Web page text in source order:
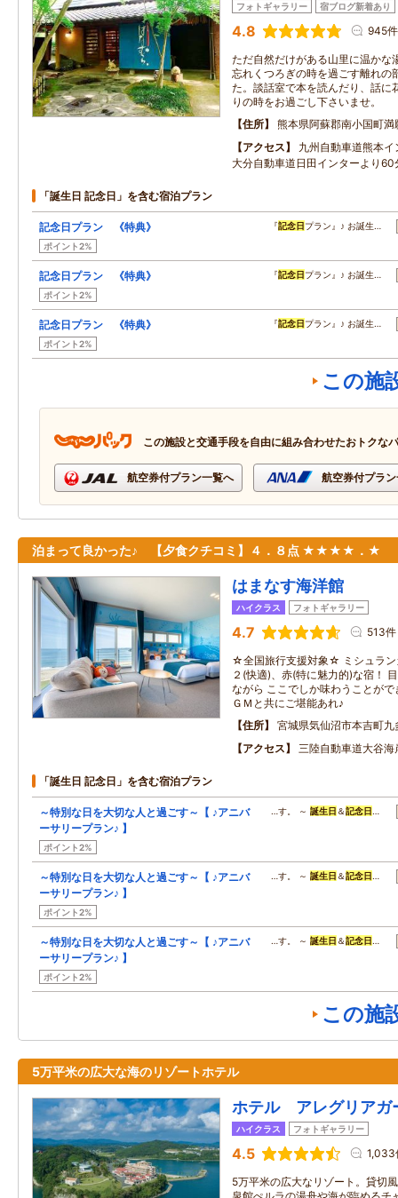
フォトギャラリー 宿ブログ新着あり
4.8 945件
ただ自然だけがある山里に温かな
忘れくつろぎの時を過ごす離れの
た。談話室で本を読んだり、話
りの時をお過ごし下さいませ。
住所
熊本県阿蘇郡南小国町
アクセス
九州自動車道熊本
大分自動車道日田インターより60
「誕生日 記念日」を含む宿泊プラン
記念日プラン 《特典》
ポイント2%
『記念日 プラン』♪ お誕生…
記念日プラン 《特典》
ポイント2%
『記念日 プラン』♪ お誕生…
記念日プラン 《特典》
ポイント2%
『記念日 プラン』♪ お誕生…
この施
この施設と交通手段を自由に組み合わせたおトクな
航空券付プラン一覧へ 航空券付プラ
泊まって良かった♪ 【夕食クチコミ】４．８点 ★★★★．★
はまなす海洋館
ハイクラス フォトギャラリー
4.7 513件
☆全国旅行支援対象☆ ミシュラン
２(快適)、赤(特に魅力的)な宿！
ながら ここでしか味わうことが
ＧＭと共にご堪能あれ♪
住所
宮城県気仙沼市本吉町九
アクセス
三陸自動車道大谷
「誕生日 記念日」を含む宿泊プラン
～特別な日を大切な人と過ごす～【 ♪アニバ
ーサリープラン♪ 】
ポイント2%
…す。 ～ 誕生日 ＆記念日 …
～特別な日を大切な人と過ごす～【 ♪アニバ
ーサリープラン♪ 】
ポイント2%
…す。 ～ 誕生日 ＆記念日 …
～特別な日を大切な人と過ごす～【 ♪アニバ
ーサリープラン♪ 】
ポイント2%
…す。 ～ 誕生日 ＆記念日 …
この施
5万平米の広大な海のリゾートホテル
ホテル アレグリアガ
ハイクラス フォトギャラリー
4.5 1,033
5万平米の広大なリゾート。貸切